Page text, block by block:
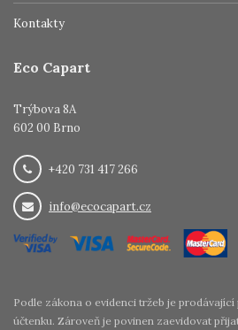
Kontakty
Eco Capart
Trýbova 8A
602 00 Brno
+420 731 417 266
info@ecocapart.cz
Podle zákona o evidenci tržeb je
účtenku. Zároveň je povinen zaevidovat